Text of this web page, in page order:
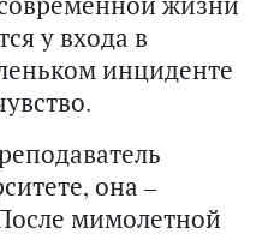
у входа в
инциденте
она –
мимолетной